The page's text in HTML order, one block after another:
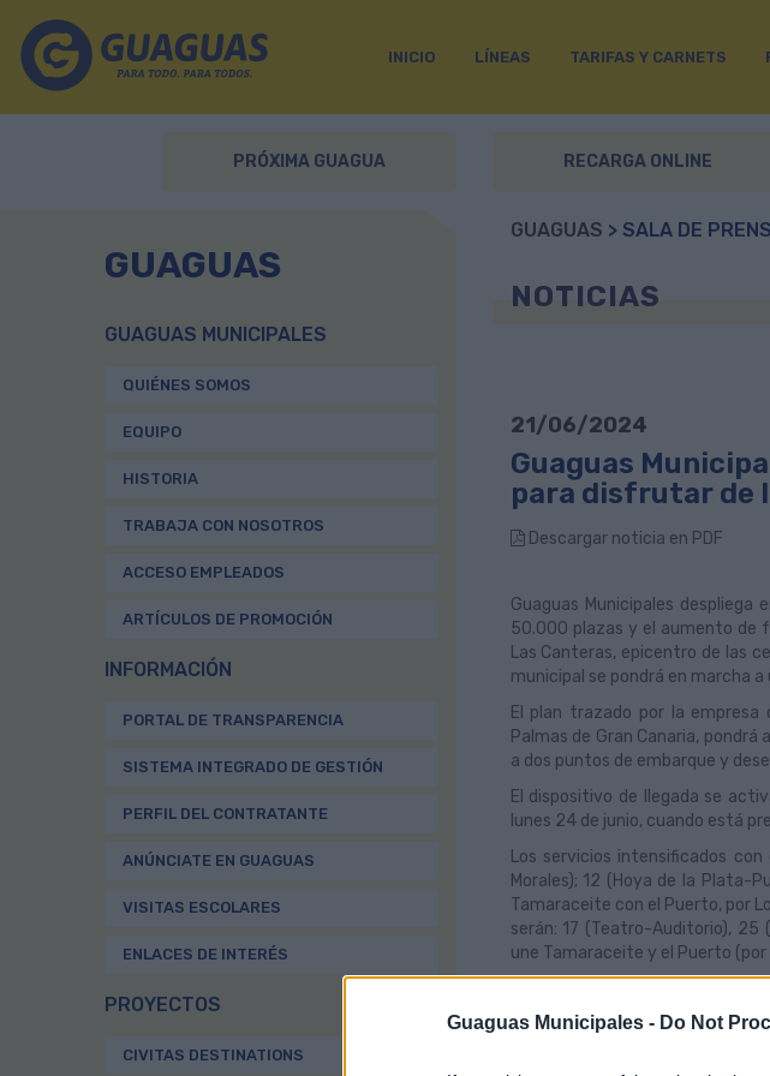
Guaguas Municipales - Do Not
INICIO LÍNEAS TARIFAS Y CARNETS
PRÓXIMA GUAGUA RECARGA ONLINE
GUAGUAS
GUAGUAS MUNICIPALES
QUIÉNES SOMOS
EQUIPO
HISTORIA
TRABAJA CON NOSOTROS
ACCESO EMPLEADOS
ARTÍCULOS DE PROMOCIÓN
INFORMACIÓN
PORTAL DE TRANSPARENCIA
SISTEMA INTEGRADO DE GESTIÓN
PERFIL DEL CONTRATANTE
ANÚNCIATE EN GUAGUAS
VISITAS ESCOLARES
ENLACES DE INTERÉS
PROYECTOS
CIVITAS DESTINATIONS
GUAGUAS > SALA DE
NOTICIAS
21/06/2024
Guaguas
para disfrutar de
Descargar noticia en PDF
Guaguas Municipales
50.000 plazas y el aumento de
Las Canteras, epicentro de las
municipal se pondrá en marcha
El plan trazado por la
Palmas de Gran Canaria,
a dos puntos de embarque y
El dispositivo de llegada se
lunes 24 de junio, cuando está
Los servicios intensificados
Morales); 12 (Hoya de la Plata-
Tamaraceite con el Puerto, por
serán: 17 (Teatro-Auditorio), 25
une Tamaraceite y el Puerto (por
En la zona del Auditorio Alfredo
03:00 horas, donde se